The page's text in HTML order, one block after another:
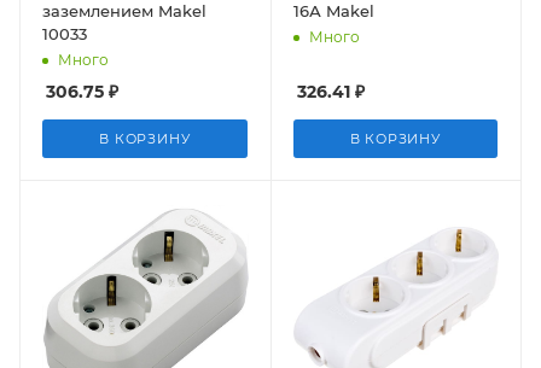
заземлением Makel
10033
Много
306.75 ₽
В КОРЗИНУ
16А Makel
Много
326.41₽
В КОРЗИНУ